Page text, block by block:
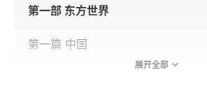
第一部 东方世界
第一篇 中国
展开全部